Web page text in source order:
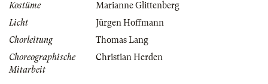
Kostüme
Marianne Glittenberg
Licht
Jürgen Hoffmann
Chorleitung
Thomas Lang
Choreographische
Mitarbeit
Christian Herden